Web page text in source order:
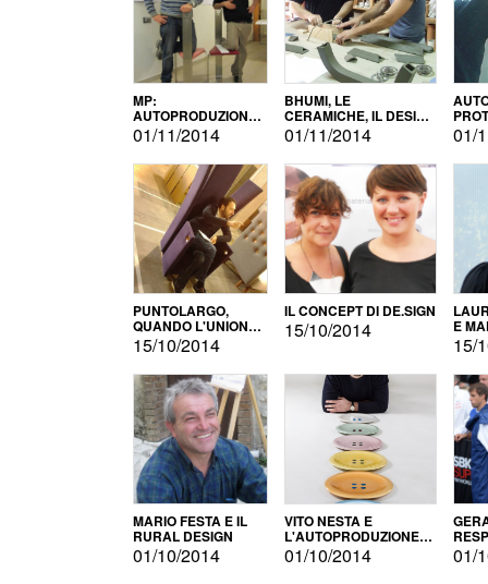
MP:
AUTOPRODUZIONE
E INNOVAZIONE
01/11/2014
BHUMI, LE
CERAMICHE, IL DESIGN
E L'AUTOPRODUZIONE
01/11/2014 01/
PUNTOLARGO,
QUANDO L'UNIONE
FA LA FORZA E
VINCE
15/10/2014
IL CONCEPT DI DE.SIGN
15/10/2014 E
15/
MARIO FESTA E IL
RURAL DESIGN
01/10/2014
VITO NESTA E
L'AUTOPRODUZIONE
COME RECUPERO DEI
SIMBOLI
01/10/2014 01/